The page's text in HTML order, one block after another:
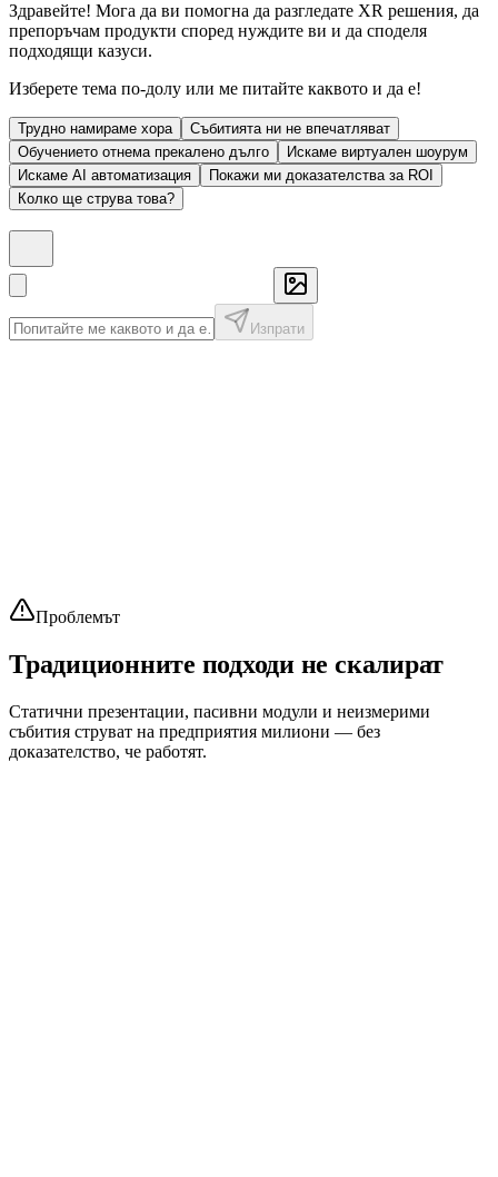
Здравейте! Мога да ви помогна да разгледате XR решения, да
препоръчам продукти според нуждите ви и да споделя
подходящи казуси.
Изберете тема по-долу или ме питайте каквото и да е!
Трудно намираме хора
Събитията ни не впечатляват
Обучението отнема прекалено дълго
Искаме виртуален шоурум
Искаме AI автоматизация
Покажи ми доказателства за ROI
Колко ще струва това?
Изпрати
Проблемът
Традиционните подходи не скалират
Статични презентации, пасивни модули и неизмерими
събития струват на предприятия милиони — без
доказателство, че работят.